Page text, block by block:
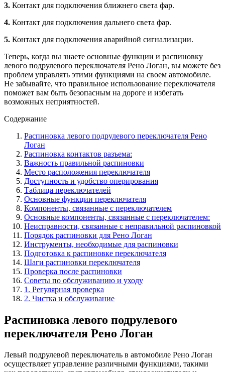
3. Контакт для подключения ближнего света фар.
4. Контакт для подключения дальнего света фар.
5. Контакт для подключения аварийной сигнализации.
Теперь, когда вы знаете основные функции и распиновку
левого подрулевого переключателя Рено Логан, вы можете без
проблем управлять этими функциями на своем автомобиле.
Не забывайте, что правильное использование переключателя
поможет вам быть безопасным на дороге и избегать
возможных неприятностей.
Содержание
Распиновка левого подрулевого переключателя Рено
Логан
Распиновка контактов разъема:
Важность правильной распиновки
Место расположения переключателя
Доступность и удобство оперирования
Таблица переключателей
Основные функции переключателя
Компоненты, связанные с переключателем
Основные компоненты, связанные с переключателем:
Неисправности, связанные с неправильной распиновкой
Порядок распиновки для Рено Логан
Инструменты, необходимые для распиновки
Подготовка к распиновке переключателя
Шаги распиновки переключателя
Проверка после распиновки
Советы по обслуживанию и уходу
1. Регулярная проверка
2. Чистка и обслуживание
Распиновка левого подрулевого
переключателя Рено Логан
Левый подрулевой переключатель в автомобиле Рено Логан
осуществляет управление различными функциями, такими